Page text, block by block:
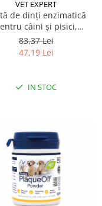
VET EXPERT
de dinți enzimatică
câini și pisici,
VET EXPERT, gel,
50ml
83,37 Lei
47,19 Lei
IN STOC